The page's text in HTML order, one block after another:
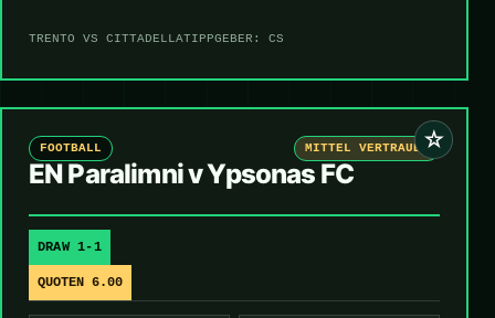
TRENTO VS CITTADELLATIPPGEBER: CS
☆
FOOTBALL MITTEL VERTRAUEN
EN Paralimni v Ypsonas FC
DRAW 1-1
QUOTEN 6.00